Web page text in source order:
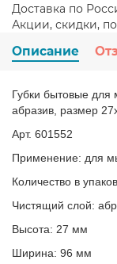
Доставка по
Акции, скидки,
Описание
Губки бытовые для
абразив, размер
Арт. 601552
Применение: для
Количество в
Чистящий слой:
Высота: 27 мм
Ширина: 96 мм